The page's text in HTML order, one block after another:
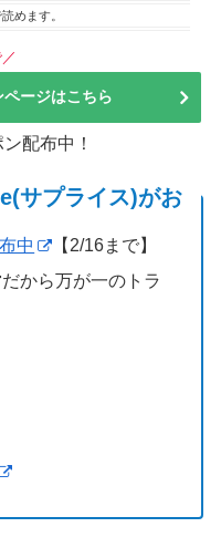
めます。
ージはこちら
配布中！
サプライス)がお
中
【2/16まで】
から万が一のトラ